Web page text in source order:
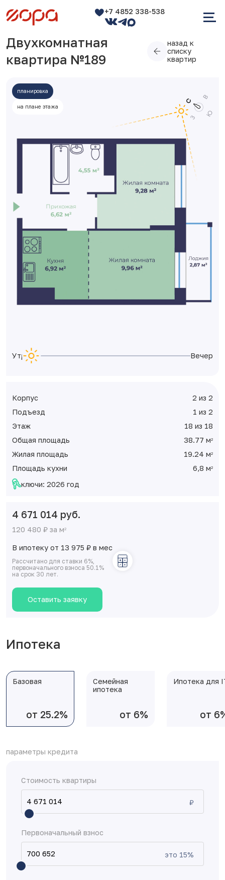
+7 4852 338-538
Двухкомнатная
квартира №189
назад к
списку
квартир
планировка
на плане этажа
Утро Вечер
Корпус
2 из 2
Подъезд
1 из 2
Этаж
18 из 18
Общая площадь
38.77 м2
Жилая площадь 19.24 м2
Площадь кухни 6,8 м2
ключи: 2026 год
4 671 014 руб.
120 480 ₽ за м2
В ипотеку от 13 975 ₽ в мес
Рассчитано для ставки 6%,
первоначального взноса 50.1%
на срок 30 лет.
Оставить заявку
Ипотека
Базовая
от 25.2%
Семейная
ипотека
от 6%
Ипотека для
от
параметры кредита
Стоимость квартиры
₽
Первоначальный взнос
это 15%